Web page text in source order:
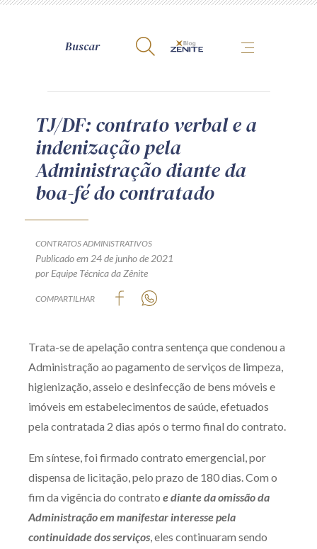
A Zênite
Como publicar conosco
Site da Zênite
Contato
Guia de Direitos dos Titulares de Dados
Encarregado (contato)
Zênite Fácil IA
Zênite Play
Orientação por Escrito
Mentoria Zênite
Capacitação
Zênite Online
TJ/DF: contrato verbal e a
indenização pela
Administração diante da
boa-fé do contratado
CONTRATOS ADMINISTRATIVOS
Publicado em 24 de junho de 2021
por Equipe Técnica da Zênite
COMPARTILHAR
Trata-se de apelação contra sentença que condenou a
Administração ao pagamento de serviços de limpeza,
higienização, asseio e desinfecção de bens móveis e
imóveis em estabelecimentos de saúde, efetuados
pela contratada 2 dias após o termo final do contrato.
Em síntese, foi firmado contrato emergencial, por
dispensa de licitação, pelo prazo de 180 dias. Com o
fim da vigência do contrato e diante da omissão da
Administração em manifestar interesse pela
continuidade dos serviços, eles continuaram sendo